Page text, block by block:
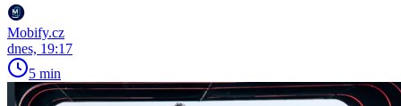
Mobify.cz
dnes, 19:17
5 min